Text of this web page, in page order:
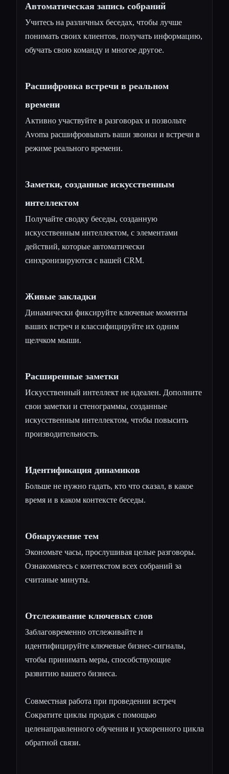
Автоматическая запись собраний
Учитесь на различных беседах, чтобы лучше
понимать своих клиентов, получать информацию,
обучать свою команду и многое другое.
Расшифровка встречи в реальном
времени
Активно участвуйте в разговорах и позвольте
Avoma расшифровывать ваши звонки и встречи в
режиме реального времени.
Заметки, созданные искусственным
интеллектом
Получайте сводку беседы, созданную
искусственным интеллектом, с элементами
действий, которые автоматически
синхронизируются с вашей CRM.
Живые закладки
Динамически фиксируйте ключевые моменты
ваших встреч и классифицируйте их одним
щелчком мыши.
Расширенные заметки
Искусственный интеллект не идеален. Дополните
свои заметки и стенограммы, созданные
искусственным интеллектом, чтобы повысить
производительность.
Идентификация динамиков
Больше не нужно гадать, кто что сказал, в какое
время и в каком контексте беседы.
Обнаружение тем
Экономьте часы, прослушивая целые разговоры.
Ознакомьтесь с контекстом всех собраний за
считаные минуты.
Отслеживание ключевых слов
Заблаговременно отслеживайте и
идентифицируйте ключевые бизнес-сигналы,
чтобы принимать меры, способствующие
развитию вашего бизнеса.
Совместная работа при проведении встреч
Сократите циклы продаж с помощью
целенаправленного обучения и ускоренного цикла
обратной связи.